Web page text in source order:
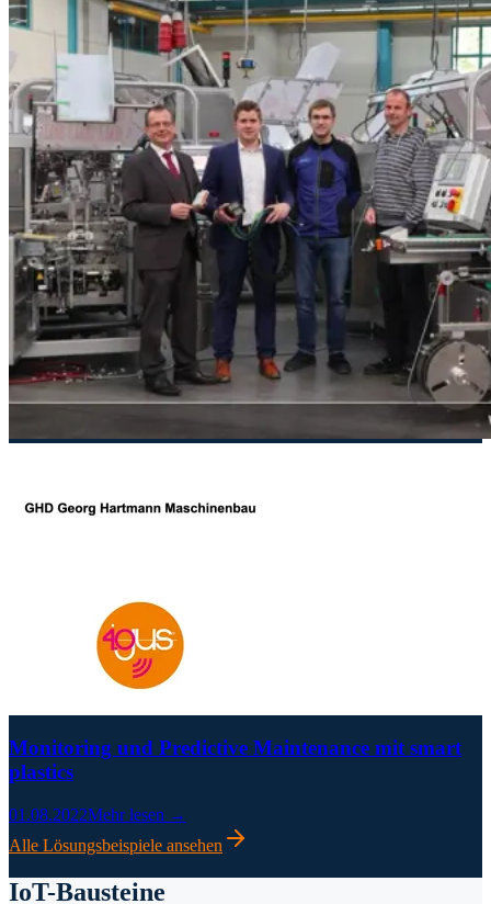
Monitoring und Predictive Maintenance mit smart
plastics
01.08.2022Mehr lesen →
Alle Lösungsbeispiele ansehen
IoT-Bausteine